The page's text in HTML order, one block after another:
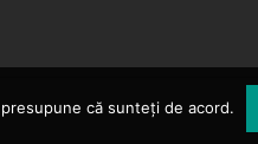
că sunteți de acord.